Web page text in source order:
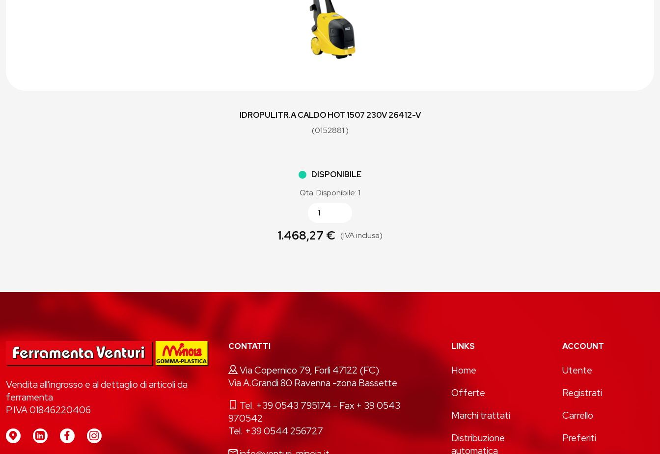
IDROPULITR.A CALDO HOT 1507 230V 26412-V
(0152881 )
DISPONIBILE
Qta. Disponibile: 1
1.468,27 € (IVA inclusa)
Vendita all'ingrosso e al dettaglio di articoli da
ferramenta
P.IVA 01846220406
CONTATTI
Via Copernico 79, Forlì 47122 (FC)
Via A.Grandi 80 Ravenna -zona Bassette
Tel. +39 0543 795174 - Fax + 39 0543
970542
Tel. +39 0544 256727
LINKS
Home
Offerte
Marchi trattati
Distribuzione
automatica
ACCOUNT
Utente
Registrati
Carrello
Preferiti